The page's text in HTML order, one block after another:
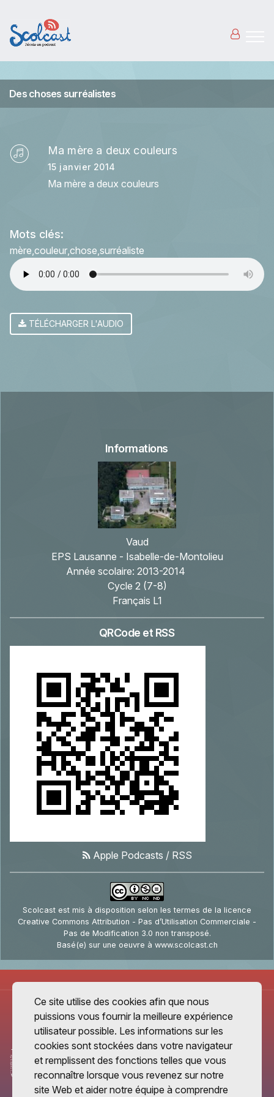
Des choses surréalistes
Ma mère a deux couleurs
15 janvier 2014
Ma mère a deux couleurs
Mots clés:
mère couleur chose surréaliste
TÉLÉCHARGER L'AUDIO
Informations
Vaud
EPS Lausanne - Isabelle-de-Montolieu
Année scolaire: 2013-2014
Cycle 2 (7-8)
Français L1
QRCode et RSS
Apple Podcasts / RSS
Scolcast est mis à disposition selon les termes de la licence
Creative Commons Attribution - Pas d’Utilisation Commerciale -
Pas de Modification 3.0 non transposé.
Basé(e) sur une oeuvre à www.scolcast.ch
Ce site utilise des cookies afin que nous
puissions vous fournir la meilleure expérience
utilisateur possible. Les informations sur les
cookies sont stockées dans votre navigateur
et remplissent des fonctions telles que vous
reconnaître lorsque vous revenez sur notre
site Web et aider notre équipe à comprendre